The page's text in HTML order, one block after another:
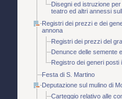
Disegni ed istruzione
teatro ed altri annessi
Registri dei prezzi e dei
annona
Registri dei prezzi del
Denunce delle semente
Registro dei generi posti
Festa di S. Martino
Deputazione sul mulino di
Carteggio relativo alle